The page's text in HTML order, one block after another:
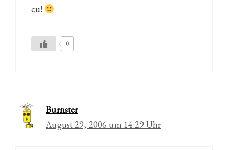
cu!
0
Burnster
August 29, 2006 um 14:29 Uhr